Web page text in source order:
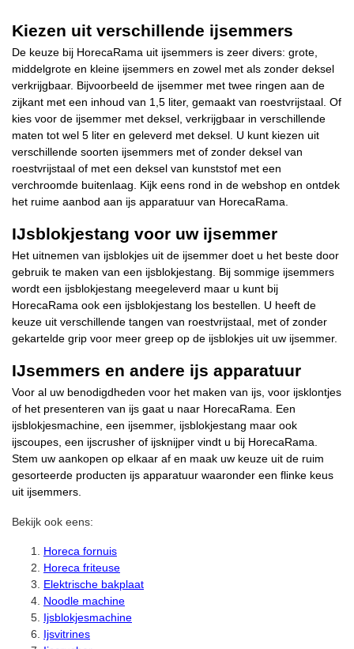
Kiezen uit verschillende ijsemmers
De keuze bij HorecaRama uit ijsemmers is zeer divers: grote,
middelgrote en kleine ijsemmers en zowel met als zonder deksel
verkrijgbaar. Bijvoorbeeld de ijsemmer met twee ringen aan de
zijkant met een inhoud van 1,5 liter, gemaakt van roestvrijstaal. Of
kies voor de ijsemmer met deksel, verkrijgbaar in verschillende
maten tot wel 5 liter en geleverd met deksel. U kunt kiezen uit
verschillende soorten ijsemmers met of zonder deksel van
roestvrijstaal of met een deksel van kunststof met een
verchroomde buitenlaag. Kijk eens rond in de webshop en ontdek
het ruime aanbod aan ijs apparatuur van HorecaRama.
IJsblokjestang voor uw ijsemmer
Het uitnemen van ijsblokjes uit de ijsemmer doet u het beste door
gebruik te maken van een ijsblokjestang. Bij sommige ijsemmers
wordt een ijsblokjestang meegeleverd maar u kunt bij
HorecaRama ook een ijsblokjestang los bestellen. U heeft de
keuze uit verschillende tangen van roestvrijstaal, met of zonder
gekartelde grip voor meer greep op de ijsblokjes uit uw ijsemmer.
IJsemmers en andere ijs apparatuur
Voor al uw benodigdheden voor het maken van ijs, voor ijsklontjes
of het presenteren van ijs gaat u naar HorecaRama. Een
ijsblokjesmachine, een ijsemmer, ijsblokjestang maar ook
ijscoupes, een ijscrusher of ijsknijper vindt u bij HorecaRama.
Stem uw aankopen op elkaar af en maak uw keuze uit de ruim
gesorteerde producten ijs apparatuur waaronder een flinke keus
uit ijsemmers.
Bekijk ook eens:
Horeca fornuis
Horeca friteuse
Elektrische bakplaat
Noodle machine
Ijsblokjesmachine
Ijsvitrines